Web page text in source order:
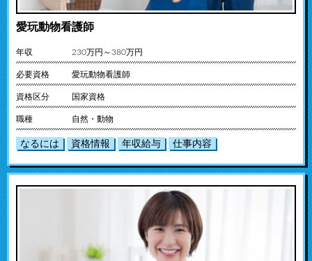
愛玩動物看護師
年収 230万円～380万円
必要資格 愛玩動物看護師
資格区分 国家資格
職種 自然・動物
なるには 資格情報 年収給与 仕事内容